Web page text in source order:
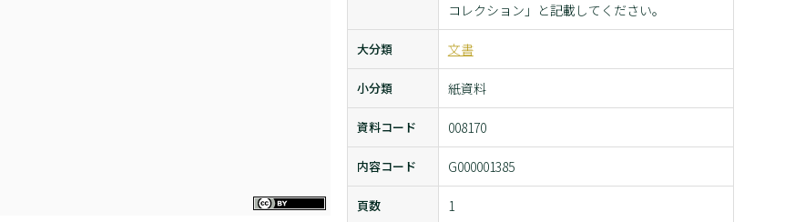
コレクション」と記載してください。
大分類 文書
小分類 紙資料
資料コード 008170
内容コード G000001385
頁数 1